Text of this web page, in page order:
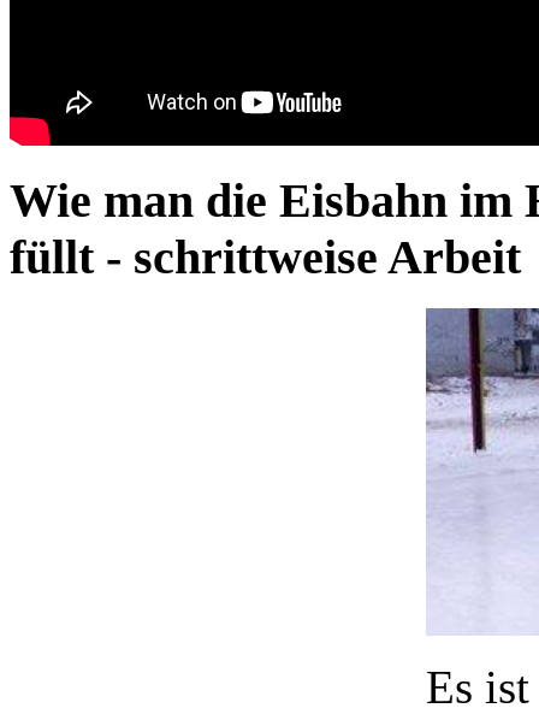
Wie man die Eisbahn im
füllt - schrittweise Arbeit
Es